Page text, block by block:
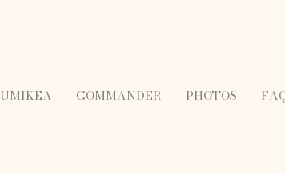
COMMANDER PHOTOS